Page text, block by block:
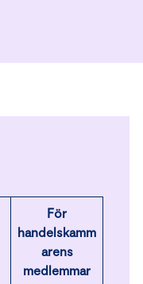
För
handelskamm
arens
medlemmar